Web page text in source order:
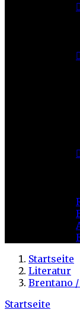



Startseite
Literatur
Brentano
Startseite